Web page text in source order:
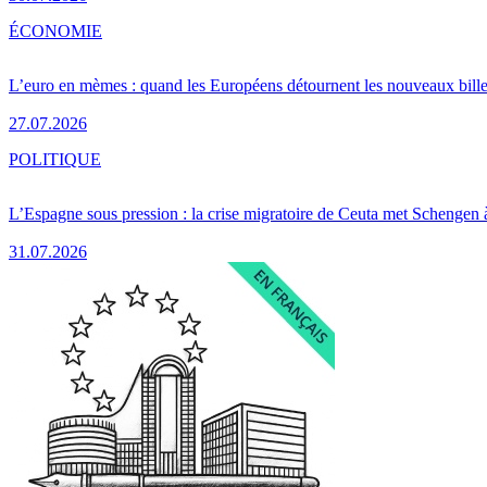
L’euro en mèmes : quand les Européens détournent les nouveaux
27.07.2026
ÉCONOMIE
L’Espagne sous pression : la crise migratoire de Ceuta met Schengen
31.07.2026
POLITIQUE